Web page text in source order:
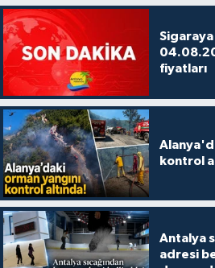
fiyatları
kontrol
Antalya
adresi